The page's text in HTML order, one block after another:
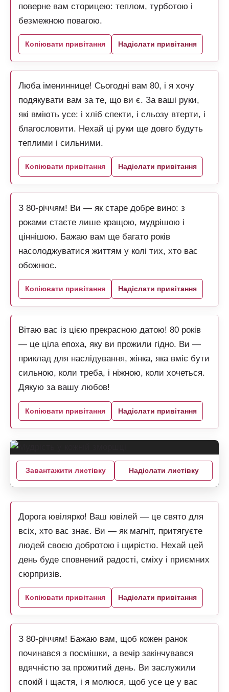
поверне вам сторицею: теплом, турботою і
безмежною повагою.
Копіювати привітання Надіслати привітання
Люба імениннице! Сьогодні вам 80, і я хочу
подякувати вам за те, що ви є. За ваші руки,
які вміють усе: і хліб спекти, і сльозу втерти, і
благословити. Нехай ці руки ще довго будуть
теплими і сильними.
Копіювати привітання Надіслати привітання
З 80-річчям! Ви — як старе добре вино: з
роками стаєте лише кращою, мудрішою і
ціннішою. Бажаю вам ще багато років
насолоджуватися життям у колі тих, хто вас
обожнює.
Копіювати привітання Надіслати привітання
Вітаю вас із цією прекрасною датою! 80 років
— це ціла епоха, яку ви прожили гідно. Ви —
приклад для наслідування, жінка, яка вміє бути
сильною, коли треба, і ніжною, коли хочеться.
Дякую за вашу любов!
Копіювати привітання Надіслати привітання
Завантажити листівку Надіслати листівку
Дорога ювілярко! Ваш ювілей — це свято для
всіх, хто вас знає. Ви — як магніт, притягуєте
людей своєю добротою і щирістю. Нехай цей
день буде сповнений радості, сміху і приємних
сюрпризів.
Копіювати привітання Надіслати привітання
З 80-річчям! Бажаю вам, щоб кожен ранок
починався з посмішки, а вечір закінчувався
вдячністю за прожитий день. Ви заслужили
спокій і щастя, і я молюся, щоб усе це у вас